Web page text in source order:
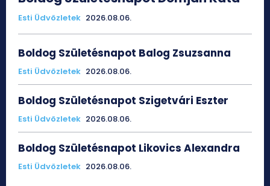
Esti Üdvözletek 2026.08.06.
Boldog Születésnapot Balog Zsuzsanna
Esti Üdvözletek 2026.08.06.
Boldog Születésnapot Szigetvári Eszter
Esti Üdvözletek 2026.08.06.
Boldog Születésnapot Likovics Alexandra
Esti Üdvözletek 2026.08.06.